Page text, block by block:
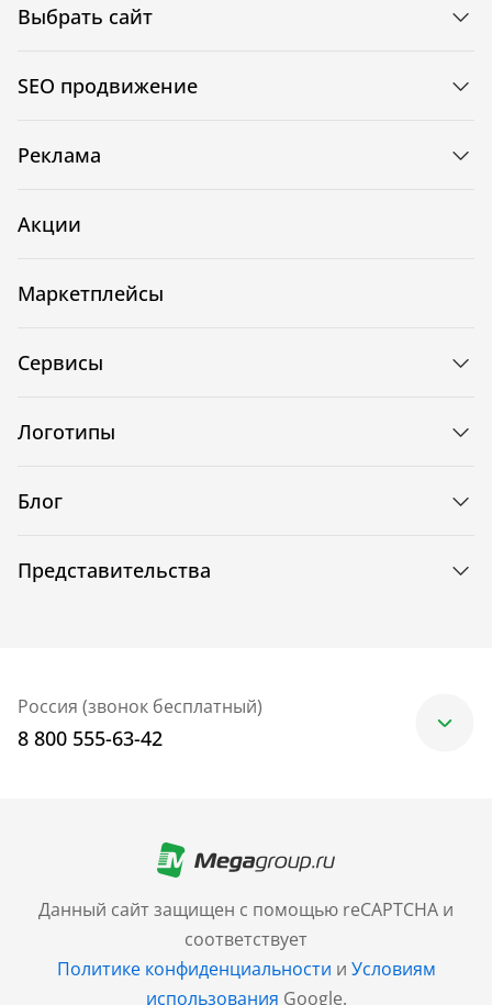
Данный сайт защищен с помощью reCAPTCHA и
соответствует
Политике конфиденциальности и Условиям
использования Google.
Выбрать сайт
SEO продвижение
Реклама
Акции
Маркетплейсы
Сервисы
Логотипы
Блог
Представительства
Россия (звонок бесплатный)
8 800 555-63-42
+7 (499) 705-30-10
Санкт-Петербург
+7 (812) 600-77-33
Барнаул